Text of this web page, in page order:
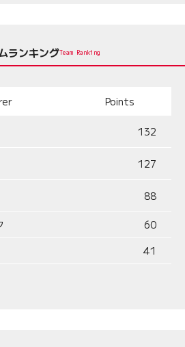
ランキングTeam Ranking
Points
132
127
88
60
41